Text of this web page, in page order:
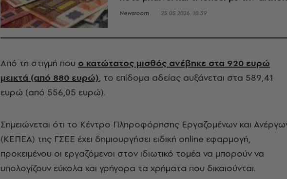
Newsroom 25.05.2026, 10:39
Από τη στιγμή που ο κατώτατος μισθός ανέβηκε στα 920 ευρώ
μεικτά (από 880 ευρώ), το επίδομα αδείας αυξάνεται στα 589,41
ευρώ (από 556,05 ευρώ).
Σημειώνεται ότι το Κέντρο Πληροφόρησης Εργαζομένων και
(ΚΕΠΕΑ) της ΓΣΕΕ έχει δημιουργήσει ειδική online εφαρμογή,
προκειμένου οι εργαζόμενοι στον ιδιωτικό τομέα να μπορούν να
υπολογίζουν εύκολα και γρήγορα τα χρήματα που δικαιούνται.